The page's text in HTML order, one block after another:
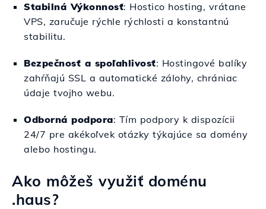
Stabilná Výkonnosť: Hostico hosting, vrátane
VPS, zaručuje rýchle rýchlosti a konstantnú
stabilitu.
Bezpečnosť a spoľahlivosť: Hostingové balíky
zahŕňajú SSL a automatické zálohy, chrániac
údaje tvojho webu.
Odborná podpora: Tím podpory k dispozícii
24/7 pre akékoľvek otázky týkajúce sa domény
alebo hostingu.
Ako môžeš využiť doménu
.haus?